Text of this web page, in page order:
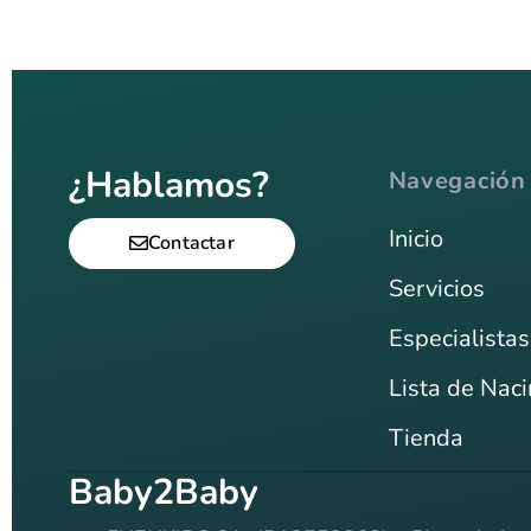
¿Hablamos?
Contactar
Navegación
Inicio
Servicios
Lista de
Tienda
Baby2Baby